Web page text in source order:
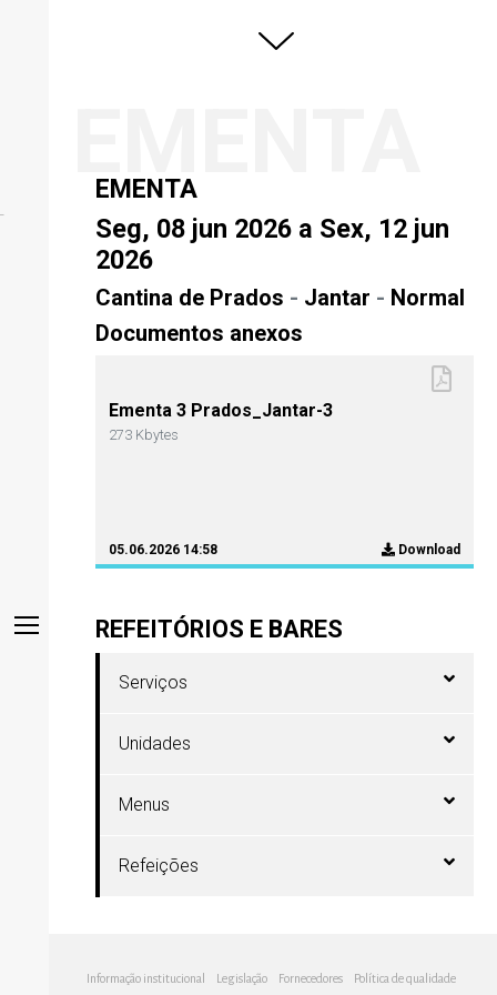
EMENTA
Seg, 08 jun 2026 a Sex, 12 jun
2026
Cantina de Prados - Jantar - Normal
Documentos anexos
Ementa 3 Prados_Jantar-3
273 Kbytes
05.06.2026 14:58 Download
REFEITÓRIOS E BARES
Serviços
Unidades
Menus
Refeições
Informação institucional Legislação Fornecedores Política de qualidade